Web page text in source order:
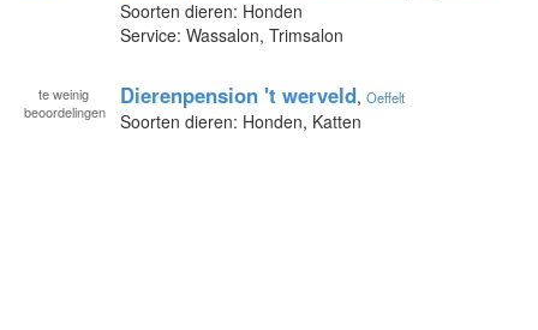
Soorten dieren: Honden
Service: Wassalon, Trimsalon
te weinig
beoordelingen
Dierenpension 't werveld, Oeffelt
Soorten dieren: Honden, Katten